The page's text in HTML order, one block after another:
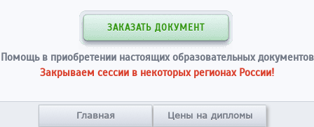
ЗАКАЗАТЬ ДОКУМЕНТ
Помощь в приобретении настоящих образовательных документов
Закрываем сессии в некоторых регионах России!
Главная Цены на дипломы